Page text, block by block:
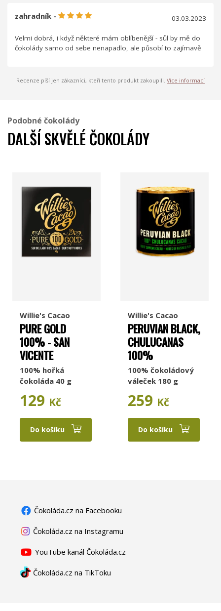
zahradník - 03.03.2023
Velmi dobrá, i když některé mám oblíbenější - sůl by mě do
čokolády samo od sebe nenapadlo, ale působí to zajímavě
Recenze píší jen zákazníci, kteří tento produkt zakoupili. Více informací
Podobné čokolády
DALŠÍ SKVĚLÉ ČOKOLÁDY
Willie's Cacao
PURE GOLD
100% - SAN
VICENTE
100% hořká
čokoláda 40 g
129 Kč
Do košíku
Willie's Cacao
PERUVIAN BLACK,
CHULUCANAS
100%
100% čokoládový
váleček 180 g
259 Kč
Do košíku
Čokoláda.cz na Facebooku
Čokoláda.cz na Instagramu
YouTube kanál Čokoláda.cz
Čokoláda.cz na TikToku